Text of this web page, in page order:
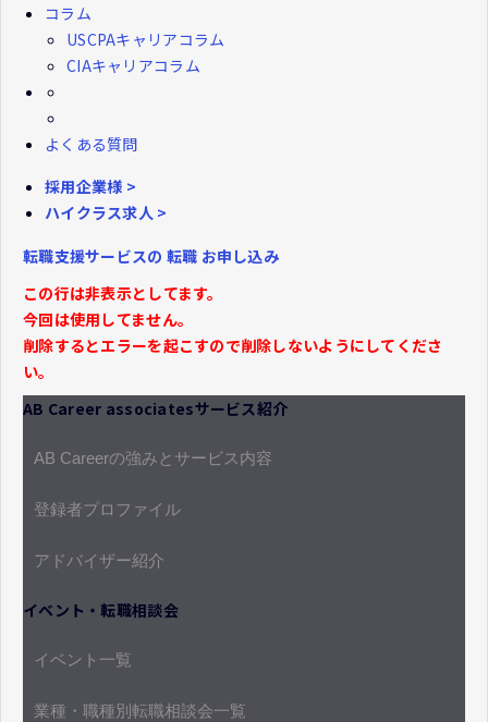
コラム
USCPAキャリアコラム
CIAキャリアコラム
よくある質問
採用企業様 >
ハイクラス求人 >
転職支援サービスの 転職 お申し込み
この行は非表示としてます。
今回は使用してません。
削除するとエラーを起こすので削除しないようにしてくださ
い。
AB Career associatesサービス紹介
AB Careerの強みとサービス内容
登録者プロファイル
アドバイザー紹介
イベント・転職相談会
イベント一覧
業種・職種別転職相談会一覧